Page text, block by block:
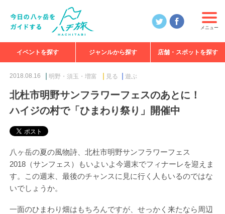
メニュー
イベントを探す ジャンルから探す 店舗・スポットを探す
2018.08.16 明野・須玉・増富 見る 遊ぶ
北杜市明野サンフラワーフェスのあとに！
ハイジの村で「ひまわり祭り」開催中
八ヶ岳の夏の風物詩、北杜市明野サンフラワーフェス
2018（サンフェス）もいよいよ今週末でフィナーレを迎えま
す。この週末、最後のチャンスに見に行く人もいるのではな
いでしょうか。
一面のひまわり畑はもちろんですが、せっかく来たなら周辺